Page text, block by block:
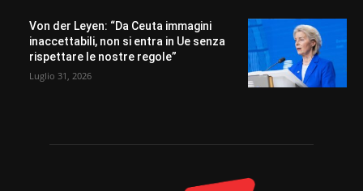
Von der Leyen: “Da Ceuta immagini
inaccettabili, non si entra in Ue senza
rispettare le nostre regole”
Luglio 31, 2026